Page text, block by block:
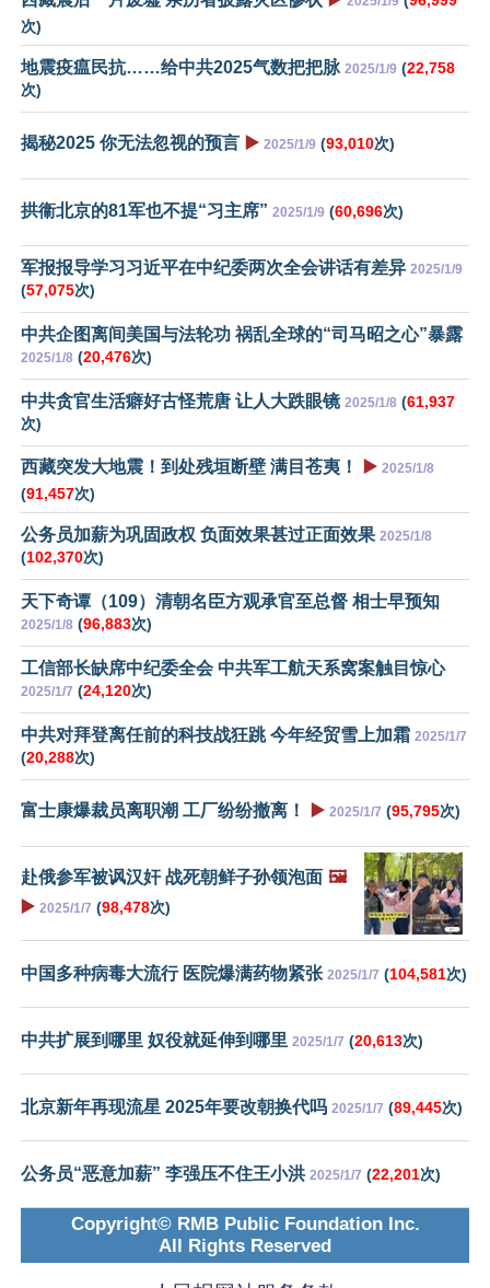
次)
地震疫瘟民抗……给中共2025气数把把脉 2025/1/9 (22,758
次)
揭秘2025 你无法忽视的预言 ▶️ 2025/1/9 (93,010次)
拱衞北京的81军也不提“习主席” 2025/1/9 (60,696次)
军报报导学习习近平在中纪委两次全会讲话有差异 2025/1/9
(57,075次)
中共企图离间美国与法轮功 祸乱全球的“司马昭之心”暴露
2025/1/8 (20,476次)
中共贪官生活癖好古怪荒唐 让人大跌眼镜 2025/1/8 (61,937
次)
西藏突发大地震！到处残垣断壁 满目苍夷！ ▶️ 2025/1/8
(91,457次)
公务员加薪为巩固政权 负面效果甚过正面效果 2025/1/8
(102,370次)
天下奇谭（109）清朝名臣方观承官至总督 相士早预知
2025/1/8 (96,883次)
工信部长缺席中纪委全会 中共军工航天系窝案触目惊心
2025/1/7 (24,120次)
中共对拜登离任前的科技战狂跳 今年经贸雪上加霜 2025/1/7
(20,288次)
富士康爆裁员离职潮 工厂纷纷撤离！ ▶️ 2025/1/7 (95,795次)
赴俄参军被讽汉奸 战死朝鲜子孙领泡面 🖼️
▶️ 2025/1/7 (98,478次)
中国多种病毒大流行 医院爆满药物紧张 2025/1/7 (104,581次)
中共扩展到哪里 奴役就延伸到哪里 2025/1/7 (20,613次)
北京新年再现流星 2025年要改朝换代吗 2025/1/7 (89,445次)
公务员“恶意加薪” 李强压不住王小洪 2025/1/7 (22,201次)
Copyright© RMB Public Foundation Inc.
All Rights Reserved